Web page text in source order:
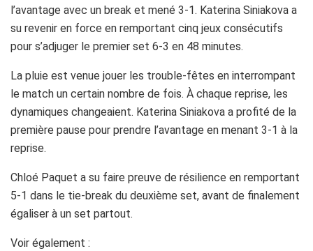
l’avantage avec un break et mené 3-1. Katerina Siniakova a
su revenir en force en remportant cinq jeux consécutifs
pour s’adjuger le premier set 6-3 en 48 minutes.
La pluie est venue jouer les trouble-fêtes en interrompant
le match un certain nombre de fois. À chaque reprise, les
dynamiques changeaient. Katerina Siniakova a profité de la
première pause pour prendre l’avantage en menant 3-1 à la
reprise.
Chloé Paquet a su faire preuve de résilience en remportant
5-1 dans le tie-break du deuxième set, avant de finalement
égaliser à un set partout.
Voir également :